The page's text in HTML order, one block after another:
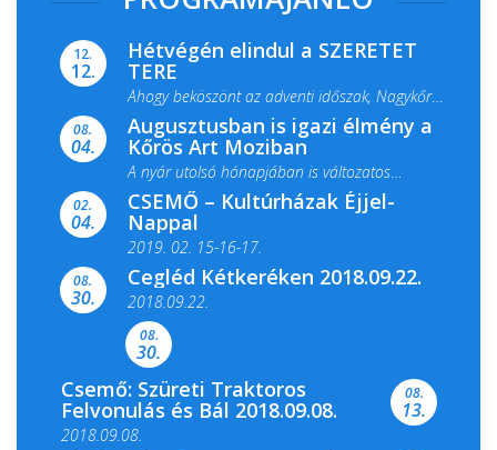
12.
12.
Hétvégén elindul a SZERETET
TERE
Ahogy beköszönt az adventi időszak, Nagykőrös
ismét megtelik ünnepi fénnyel és közös...
08.
04.
Augusztusban is igazi élmény a
Kőrös Art Moziban
A nyár utolsó hónapjában is változatos
filmkínálattal, családi...
02.
04.
CSEMŐ – Kultúrházak Éjjel-
Nappal
2019. 02. 15-16-17.
Színes és tartalmas programokkal várja a
Csemői Községi Könyvtár és...
08.
30.
Cegléd Kétkeréken 2018.09.22.
2018.09.22.
08.
30.
Csemő: Szüreti Traktoros
Felvonulás és Bál 2018.09.08.
2018.09.08.
08.
13.